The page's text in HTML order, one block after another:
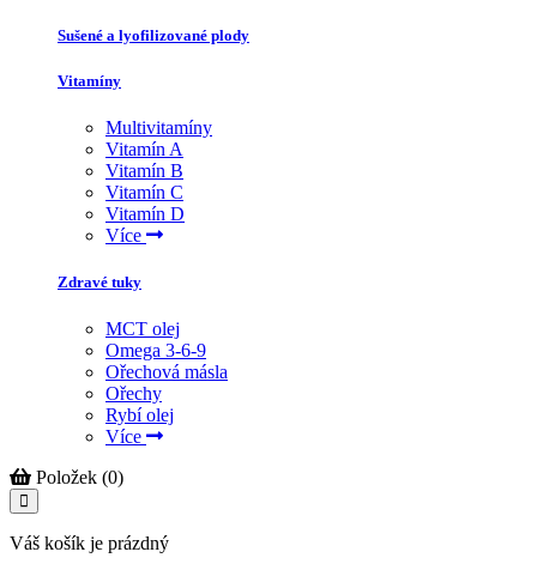
Sušené a lyofilizované plody
Vitamíny
Multivitamíny
Vitamín A
Vitamín B
Vitamín C
Vitamín D
Více
Zdravé tuky
MCT olej
Omega 3-6-9
Ořechová másla
Ořechy
Rybí olej
Více
Položek (0)
Váš košík je prázdný